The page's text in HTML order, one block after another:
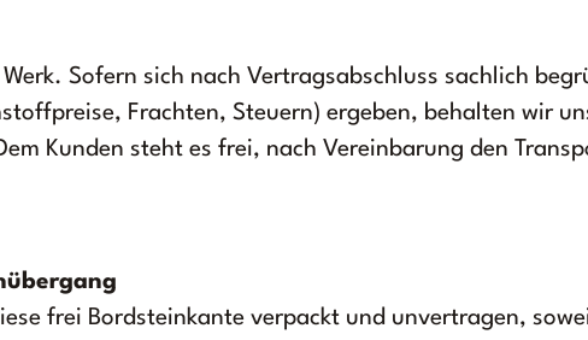
Sofern sich nach Vertragsabschluss sachlich
Frachten, Steuern) ergeben, behalten wir
Kunden steht es frei, nach Vereinbarung den
frei Bordsteinkante verpackt und unvertragen,